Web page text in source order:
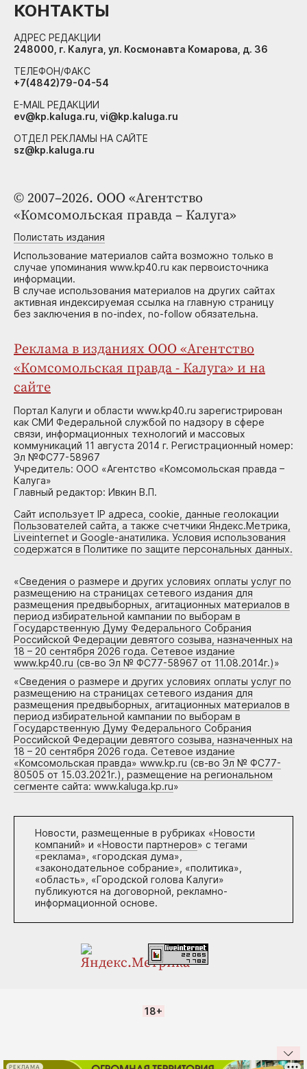
© 2007–2026. ООО «Агентство
«Комсомольская правда – Калуга»
Полистать издания
Использование материалов сайта возможно только в
случае упоминания www.kp40.ru как первоисточника
информации.
В случае использования материалов на других сайтах
активная индексируемая ссылка на главную страницу
без заключения в no-index, no-follow обязательна.
Реклама в изданиях ООО «Агентство
«Комсомольская правда - Калуга» и на
сайте
Портал Калуги и области www.kp40.ru зарегистрирован
как СМИ Федеральной службой по надзору в сфере
связи, информационных технологий и массовых
коммуникаций 11 августа 2014 г. Регистрационный номер:
Эл №ФС77-58967
Учредитель: ООО «Агентство «Комсомольская правда –
Калуга»
Главный редактор: Ивкин В.П.
Сайт использует IP адреса, cookie, данные геолокации
Пользователей сайта, а также счетчики Яндекс.Метрика,
Liveinternet и Google-анатилика. Условия использования
содержатся в Политике по защите персональных данных.
«Сведения о размере и других условиях оплаты услуг по
размещению на страницах сетевого издания для
размещения предвыборных, агитационных материалов в
период избирательной кампании по выборам в
Государственную Думу Федерального Собрания
Российской Федерации девятого созыва, назначенных на
18 – 20 сентября 2026 года. Сетевое издание
www.kp40.ru (св-во Эл № ФС77-58967 от 11.08.2014г.)»
«Сведения о размере и других условиях оплаты услуг по
размещению на страницах сетевого издания для
размещения предвыборных, агитационных материалов в
период избирательной кампании по выборам в
Государственную Думу Федерального Собрания
Российской Федерации девятого созыва, назначенных на
18 – 20 сентября 2026 года. Сетевое издание
«Комсомольская правда» www.kp.ru (св-во Эл № ФС77-
80505 от 15.03.2021г.), размещение на региональном
сегменте сайта: www.kaluga.kp.ru»
Новости, размещенные в рубриках «Новости
компаний» и «Новости партнеров» с тегами
«реклама», «городская дума»,
«законодательное собрание», «политика»,
«область», «Городской голова Калуги»
публикуются на договорной, рекламно-
информационной основе.
КОНТАКТЫ
АДРЕС РЕДАКЦИИ
248000, г. Калуга, ул. Космонавта Комарова, д. 36
ТЕЛЕФОН/ФАКС
+7(4842)79-04-54
E-MAIL РЕДАКЦИИ
ev@kp.kaluga.ru, vi@kp.kaluga.ru
ОТДЕЛ РЕКЛАМЫ НА САЙТЕ
sz@kp.kaluga.ru
18+
РЕКЛАМА